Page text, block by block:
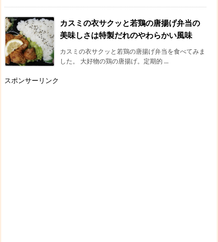
カスミの衣サクッと若鶏の唐揚げ弁当の
美味しさは特製だれのやわらかい風味
カスミの衣サクッと若鶏の唐揚げ弁当を食べてみま
した。 大好物の鶏の唐揚げ。定期的 ...
スポンサーリンク